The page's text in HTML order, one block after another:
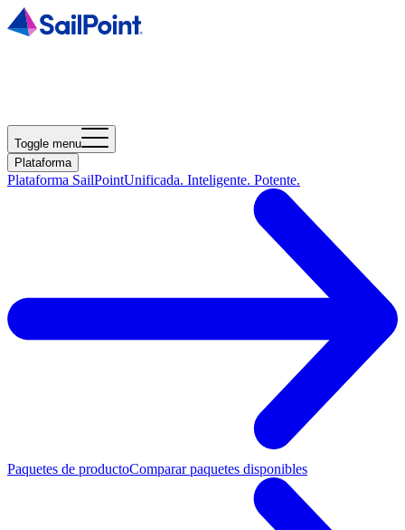
Toggle menu
Plataforma
Plataforma SailPointUnificada. Inteligente. Potente.
Paquetes de productoComparar paquetes disponibles